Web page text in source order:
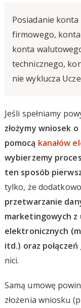
Posiadanie
firmowego,
konta
technicznego,
nie wyklucza
Jeśli spełniamy
złożymy wniosek
pomocą kanałów
wybierzemy
ten sposób
tylko, że
przetwarzanie
marketingowych z
elektronicznych
itd.) oraz połączeń
nici.
Samą umowę
złożenia wniosku